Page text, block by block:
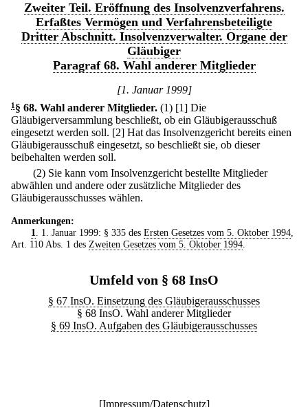
Zweiter Teil. Eröffnung des Insolvenzverfahrens.
Erfaßtes Vermögen und Verfahrensbeteiligte
Dritter Abschnitt. Insolvenzverwalter. Organe der
Gläubiger
Paragraf 68. Wahl anderer Mitglieder
[1. Januar 1999]
1 § 68. Wahl anderer Mitglieder. (1) [1] Die
Gläubigerversammlung beschließt, ob ein Gläubigerausschuß
eingesetzt werden soll. [2] Hat das Insolvenzgericht bereits einen
Gläubigerausschuß eingesetzt, so beschließt sie, ob dieser
beibehalten werden soll.
(2) Sie kann vom Insolvenzgericht bestellte Mitglieder
abwählen und andere oder zusätzliche Mitglieder des
Gläubigerausschusses wählen.
Anmerkungen:
1. 1. Januar 1999: § 335 des Ersten Gesetzes vom 5. Oktober 1994,
Art. 110 Abs. 1 des Zweiten Gesetzes vom 5. Oktober 1994.
Umfeld von § 68 InsO
§ 67 InsO. Einsetzung des Gläubigerausschusses
§ 68 InsO. Wahl anderer Mitglieder
§ 69 InsO. Aufgaben des Gläubigerausschusses
[Impressum/Datenschutz]